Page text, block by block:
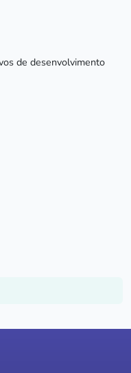
de desenvolvimento